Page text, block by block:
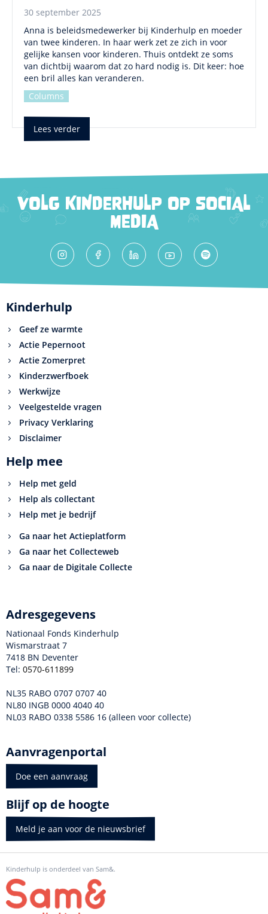
30 september 2025
Anna is beleidsmedewerker bij Kinderhulp en moeder
van twee kinderen. In haar werk zet ze zich in voor
gelijke kansen voor kinderen. Thuis ontdekt ze soms
van dichtbij waarom dat zo hard nodig is. Dit keer: hoe
een bril alles kan veranderen.
Columns
Lees verder
VOLG KINDERHULP OP SOCIAL
MEDIA
Kinderhulp
Geef ze warmte
Actie Pepernoot
Actie Zomerpret
Kinderzwerfboek
Werkwijze
Veelgestelde vragen
Privacy Verklaring
Disclaimer
Help mee
Help met geld
Help als collectant
Help met je bedrijf
Ga naar het Actieplatform
Ga naar het Collecteweb
Ga naar de Digitale Collecte
Adresgegevens
Nationaal Fonds Kinderhulp
Wismarstraat 7
7418 BN Deventer
Tel: 0570-611899
NL35 RABO 0707 0707 40
NL80 INGB 0000 4040 40
NL03 RABO 0338 5586 16 (alleen voor collecte)
Aanvragenportal
Doe een aanvraag
Blijf op de hoogte
Meld je aan voor de nieuwsbrief
Kinderhulp is onderdeel van Sam&.